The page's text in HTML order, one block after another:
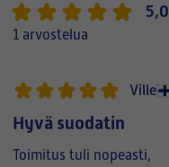
5,0
1 arvostelua
Ville
Hyvä suodatin
Toimitus tuli nopeasti,